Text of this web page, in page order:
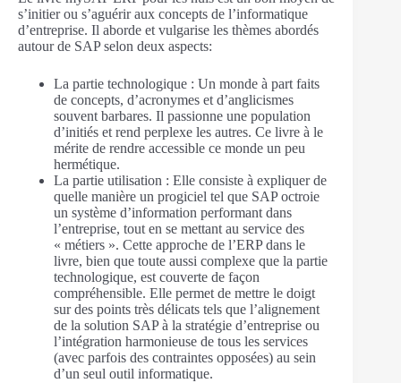
s’initier ou s’aguérir aux concepts de l’informatique
d’entreprise. Il aborde et vulgarise les thèmes abordés
autour de SAP selon deux aspects:
La partie technologique : Un monde à part faits
de concepts, d’acronymes et d’anglicismes
souvent barbares. Il passionne une population
d’initiés et rend perplexe les autres. Ce livre à le
mérite de rendre accessible ce monde un peu
hermétique.
La partie utilisation : Elle consiste à expliquer de
quelle manière un progiciel tel que SAP octroie
un système d’information performant dans
l’entreprise, tout en se mettant au service des
« métiers ». Cette approche de l’ERP dans le
livre, bien que toute aussi complexe que la partie
technologique, est couverte de façon
compréhensible. Elle permet de mettre le doigt
sur des points très délicats tels que l’alignement
de la solution SAP à la stratégie d’entreprise ou
l’intégration harmonieuse de tous les services
(avec parfois des contraintes opposées) au sein
d’un seul outil informatique.